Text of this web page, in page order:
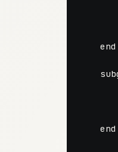
    end
    end